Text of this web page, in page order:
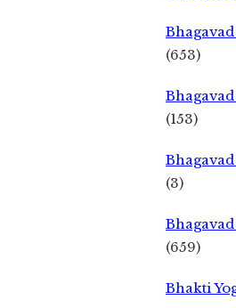
(653)
(153)
(3)
(659)
Bhakti